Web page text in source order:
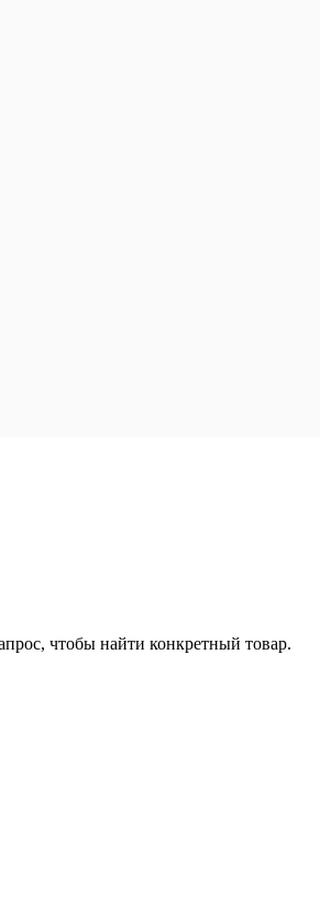
чтобы найти конкретный товар.